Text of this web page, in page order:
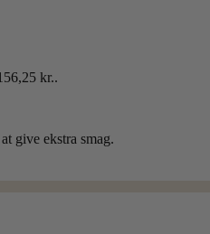
kr..
give ekstra smag.